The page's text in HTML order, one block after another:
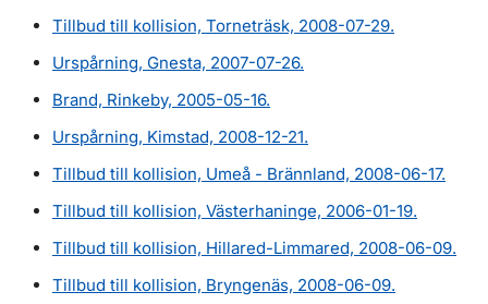
Tillbud till kollision, Torneträsk, 2008-07-29.
Urspårning, Gnesta, 2007-07-26.
Brand, Rinkeby, 2005-05-16.
Urspårning, Kimstad, 2008-12-21.
Tillbud till kollision, Umeå - Brännland, 2008-06-17.
Tillbud till kollision, Västerhaninge, 2006-01-19.
Tillbud till kollision, Hillared-Limmared, 2008-06-09.
Tillbud till kollision, Bryngenäs, 2008-06-09.